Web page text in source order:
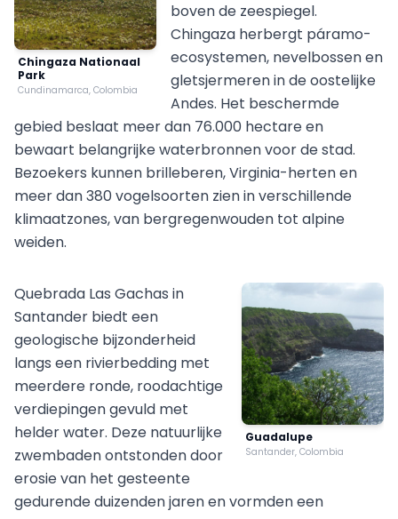
Chingaza Nationaal
Park
Cundinamarca, Colombia
boven de zeespiegel.
Chingaza herbergt páramo-
ecosystemen, nevelbossen en
gletsjermeren in de oostelijke
Andes. Het beschermde
gebied beslaat meer dan 76.000 hectare en
bewaart belangrijke waterbronnen voor de stad.
Bezoekers kunnen brilleberen, Virginia-herten en
meer dan 380 vogelsoorten zien in verschillende
klimaatzones, van bergregenwouden tot alpine
weiden.
Guadalupe
Santander, Colombia
Quebrada Las Gachas in
Santander biedt een
geologische bijzonderheid
langs een rivierbedding met
meerdere ronde, roodachtige
verdiepingen gevuld met
helder water. Deze natuurlijke
zwembaden ontstonden door
erosie van het gesteente
gedurende duizenden jaren en vormden een